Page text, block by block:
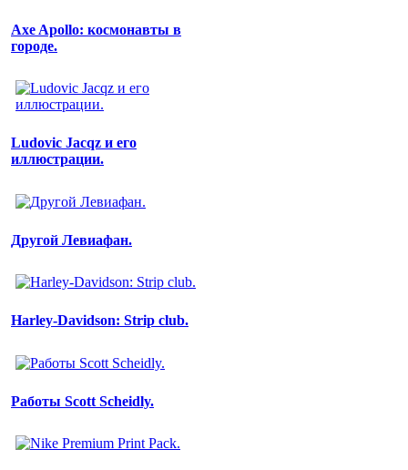
Axe Apollo: космонавты в
городе.
Ludovic Jacqz и его
иллюстрации.
Другой Левиафан.
Harley-Davidson: Strip club.
Работы Scott Scheidly.